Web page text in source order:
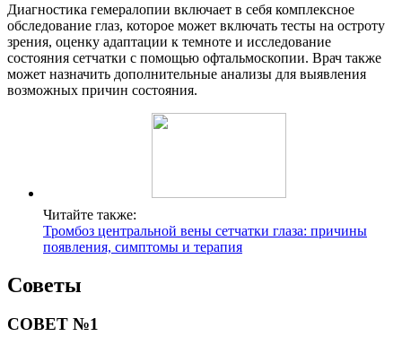
Диагностика гемералопии включает в себя комплексное
обследование глаз, которое может включать тесты на остроту
зрения, оценку адаптации к темноте и исследование
состояния сетчатки с помощью офтальмоскопии. Врач также
может назначить дополнительные анализы для выявления
возможных причин состояния.
Читайте также:
Тромбоз центральной вены сетчатки глаза: причины
появления, симптомы и терапия
Советы
СОВЕТ №1